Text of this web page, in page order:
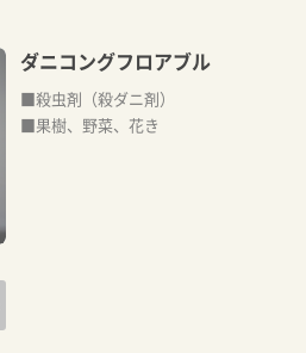
ダニコングフロアブル
■殺虫剤（殺ダニ剤）
■果樹、野菜、花き